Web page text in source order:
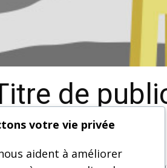
de
votre vie privée
aident à améliorer